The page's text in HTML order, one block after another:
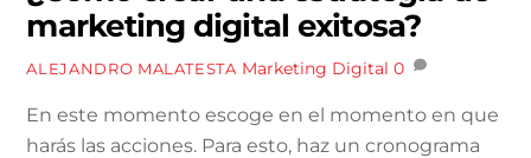
marketing digital exitosa?
ALEJANDRO MALATESTA Marketing Digital 0
En este momento escoge en el momento en que
harás las acciones. Para esto, haz un cronograma